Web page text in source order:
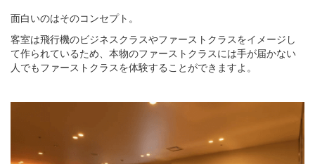
面白いのはそのコンセプト。
客室は飛行機のビジネスクラスやファーストクラスをイメージし
て作られているため、本物のファーストクラスには手が届かない
人でもファーストクラスを体験することができますよ。